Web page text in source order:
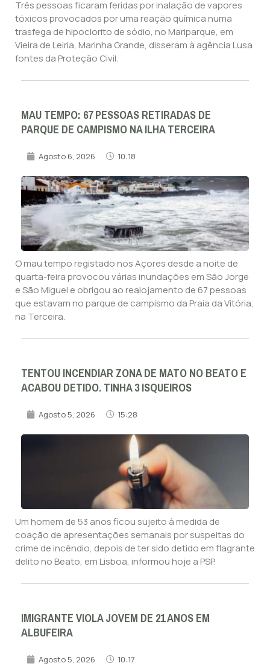
Três pessoas ficaram feridas por inalação de vapores
tóxicos provocados por uma reação química numa
trasfega de hipoclorito de sódio, no Mariparque, em
Vieira de Leiria, Marinha Grande, disseram à agência Lusa
fontes da Proteção Civil.
MAU TEMPO: 67 PESSOAS RETIRADAS DE
PARQUE DE CAMPISMO NA ILHA TERCEIRA
Agosto 6, 2026 10:18
O mau tempo registado nos Açores desde a noite de
quarta-feira provocou várias inundações em São Jorge
e São Miguel e obrigou ao realojamento de 67 pessoas
que estavam no parque de campismo da Praia da Vitória,
na Terceira.
TENTOU INCENDIAR ZONA DE MATO NO BEATO E
ACABOU DETIDO. TINHA 3 ISQUEIROS
Agosto 5, 2026 15:28
Um homem de 53 anos ficou sujeito à medida de
coação de apresentações semanais por suspeitas do
crime de incêndio, depois de ter sido detido em flagrante
delito no Beato, em Lisboa, informou hoje a PSP.
IMIGRANTE VIOLA JOVEM DE 21 ANOS EM
ALBUFEIRA
Agosto 5, 2026 10:17